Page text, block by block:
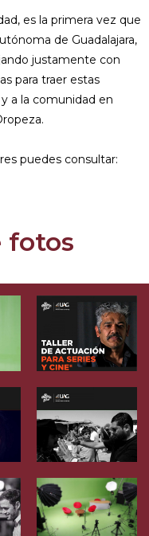
es la primera vez que
de Guadalajara,
justamente con
para traer estas
a la comunidad en
puedes consultar:
fotos